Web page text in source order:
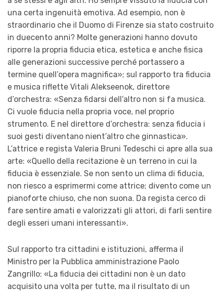
una certa ingenuità emotiva. Ad esempio, non è
straordinario che il Duomo di Firenze sia stato costruito
in duecento anni? Molte generazioni hanno dovuto
riporre la propria fiducia etica, estetica e anche fisica
alle generazioni successive perché portassero a
termine quell’opera magnifica»; sul rapporto tra fiducia
e musica riflette Vitali Alekseenok, direttore
d’orchestra: «Senza fidarsi dell’altro non si fa musica.
Ci vuole fiducia nella propria voce, nel proprio
strumento. E nel direttore d’orchestra: senza fiducia i
suoi gesti diventano nient’altro che ginnastica».
L’attrice e regista Valeria Bruni Tedeschi ci apre alla sua
arte: «Quello della recitazione è un terreno in cui la
fiducia è essenziale. Se non sento un clima di fiducia,
non riesco a esprimermi come attrice; divento come un
pianoforte chiuso, che non suona. Da regista cerco di
fare sentire amati e valorizzati gli attori, di farli sentire
degli esseri umani interessanti».
Sul rapporto tra cittadini e istituzioni, afferma il
Ministro per la Pubblica amministrazione Paolo
Zangrillo: «La fiducia dei cittadini non è un dato
acquisito una volta per tutte, ma il risultato di un